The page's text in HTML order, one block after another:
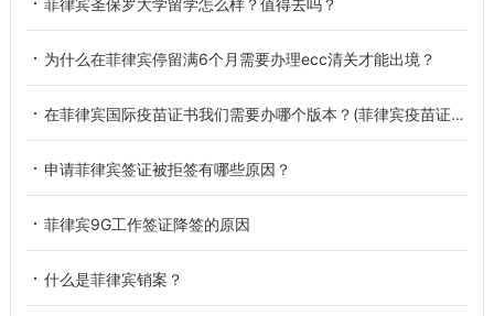
为什么在菲律宾停留满6个月需要办理ecc清关才能出境？
在菲律宾国际疫苗证书我们需要办哪个版本？(菲律宾疫苗证书)
申请菲律宾签证被拒签有哪些原因？
菲律宾9G工作签证降签的原因
什么是菲律宾销案？